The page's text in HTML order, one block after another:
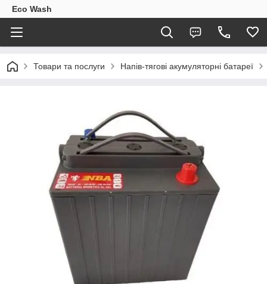
Eco Wash
Товари та послуги Напів-тягові акумуляторні батареї